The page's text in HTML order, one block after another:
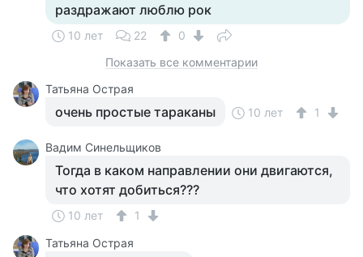
раздражают люблю рок
10 лет 22
0
Показать все комментарии
Татьяна Острая
очень простые тараканы 10 лет 1
Вадим Синельщиков
Тогда в каком направлении они двигаются,
что хотят добиться???
10 лет
1
Татьяна Острая